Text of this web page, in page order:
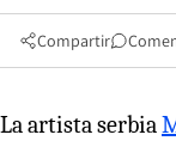
Compartir
La artista serbia